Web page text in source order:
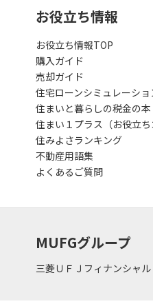
お役立ち情報
お役立ち情報TOP
購入ガイド
売却ガイド
住宅ローンシミュレーショ
住まいと暮らしの税金の本
住まい１プラス（お役立ち
住みよさランキング
不動産用語集
よくあるご質問
MUFGグループ
三菱ＵＦＪフィナンシャ